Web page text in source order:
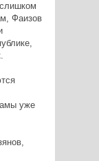
Фаизов
уже